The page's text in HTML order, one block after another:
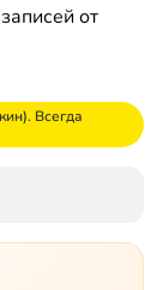
от
Всегда